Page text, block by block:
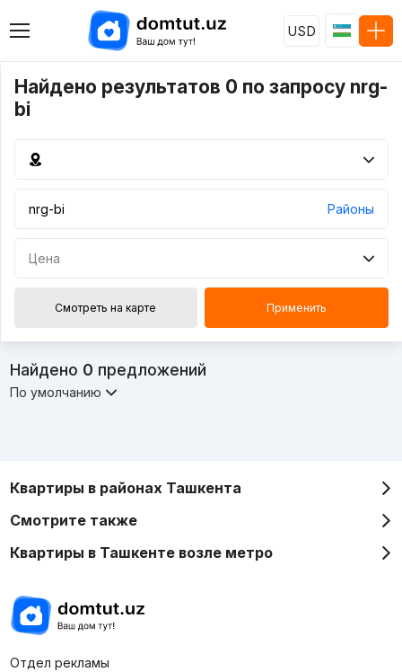
USD
Найдено результатов 0 по запросу nrg-
bi
Районы
Цена
Смотреть на карте Применить
Найдено 0 предложений
По умолчанию
Квартиры в районах Ташкента
Смотрите также
Квартиры в Ташкенте возле метро
Отдел рекламы